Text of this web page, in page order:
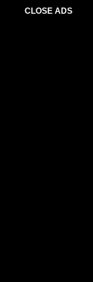
CLOSE ADS